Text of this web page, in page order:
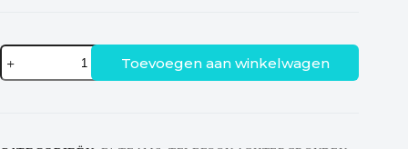
Livery
Achtergrond
-
Toevoegen aan winkelwagen